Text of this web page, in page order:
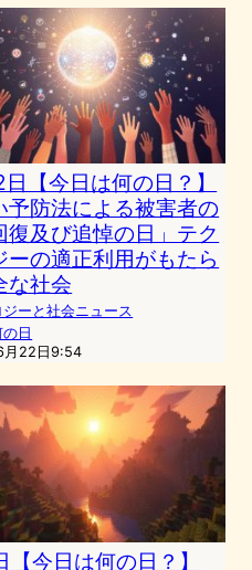
【今日は何の日？】
予防法による被害者の
復及び追悼の日」テク
ーの適正利用がもたら
な社会
ーと社会ニュース
日
月22日9:54
【今日は何の日？】